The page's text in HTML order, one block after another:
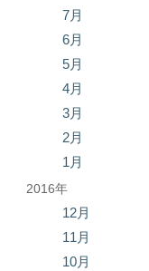
7月
6月
5月
4月
3月
2月
1月
2016年
12月
11月
10月